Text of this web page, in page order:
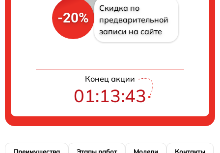
-20%
Скидка по
предварительной
записи на сайте
Конец акции
01:13:42
Преимущества Этапы работ Модели Контакты